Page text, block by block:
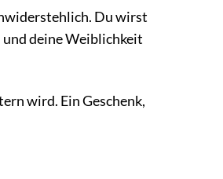
Du wirst
deine Weiblichkeit
wird. Ein Geschenk,